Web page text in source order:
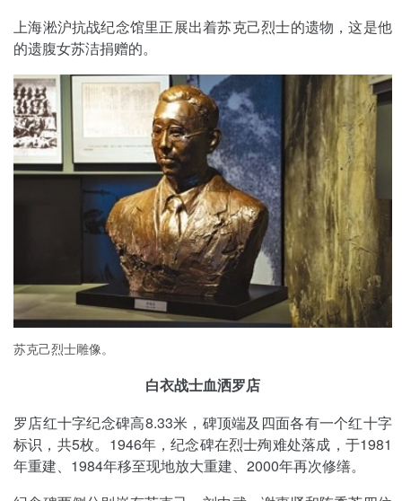
上海淞沪抗战纪念馆里正展出着苏克己烈士的遗物，这是他
的遗腹女苏洁捐赠的。
苏克己烈士雕像。
白衣战士血洒罗店
罗店红十字纪念碑高8.33米，碑顶端及四面各有一个红十字
标识，共5枚。1946年，纪念碑在烈士殉难处落成，于1981
年重建、1984年移至现地放大重建、2000年再次修缮。